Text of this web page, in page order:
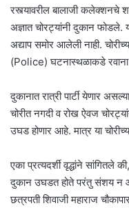
रस्त्यावरील बालाजी कलेक्शनचे
अज्ञात चोरट्यांनी दुकान फोडले.
अद्याप समोर आलेली नाही.
(Police) घटनास्थळाकडे
दुकानात रात्री पार्टी येणार
चोरीत नगदी व रोख ऐवज
उघड होणार आहे. मात्र या
एका प्रत्यदर्शी वृद्धांने सांगितले
दुकान उघडत होते परंतु संशय न
छत्रपती शिवाजी महाराज